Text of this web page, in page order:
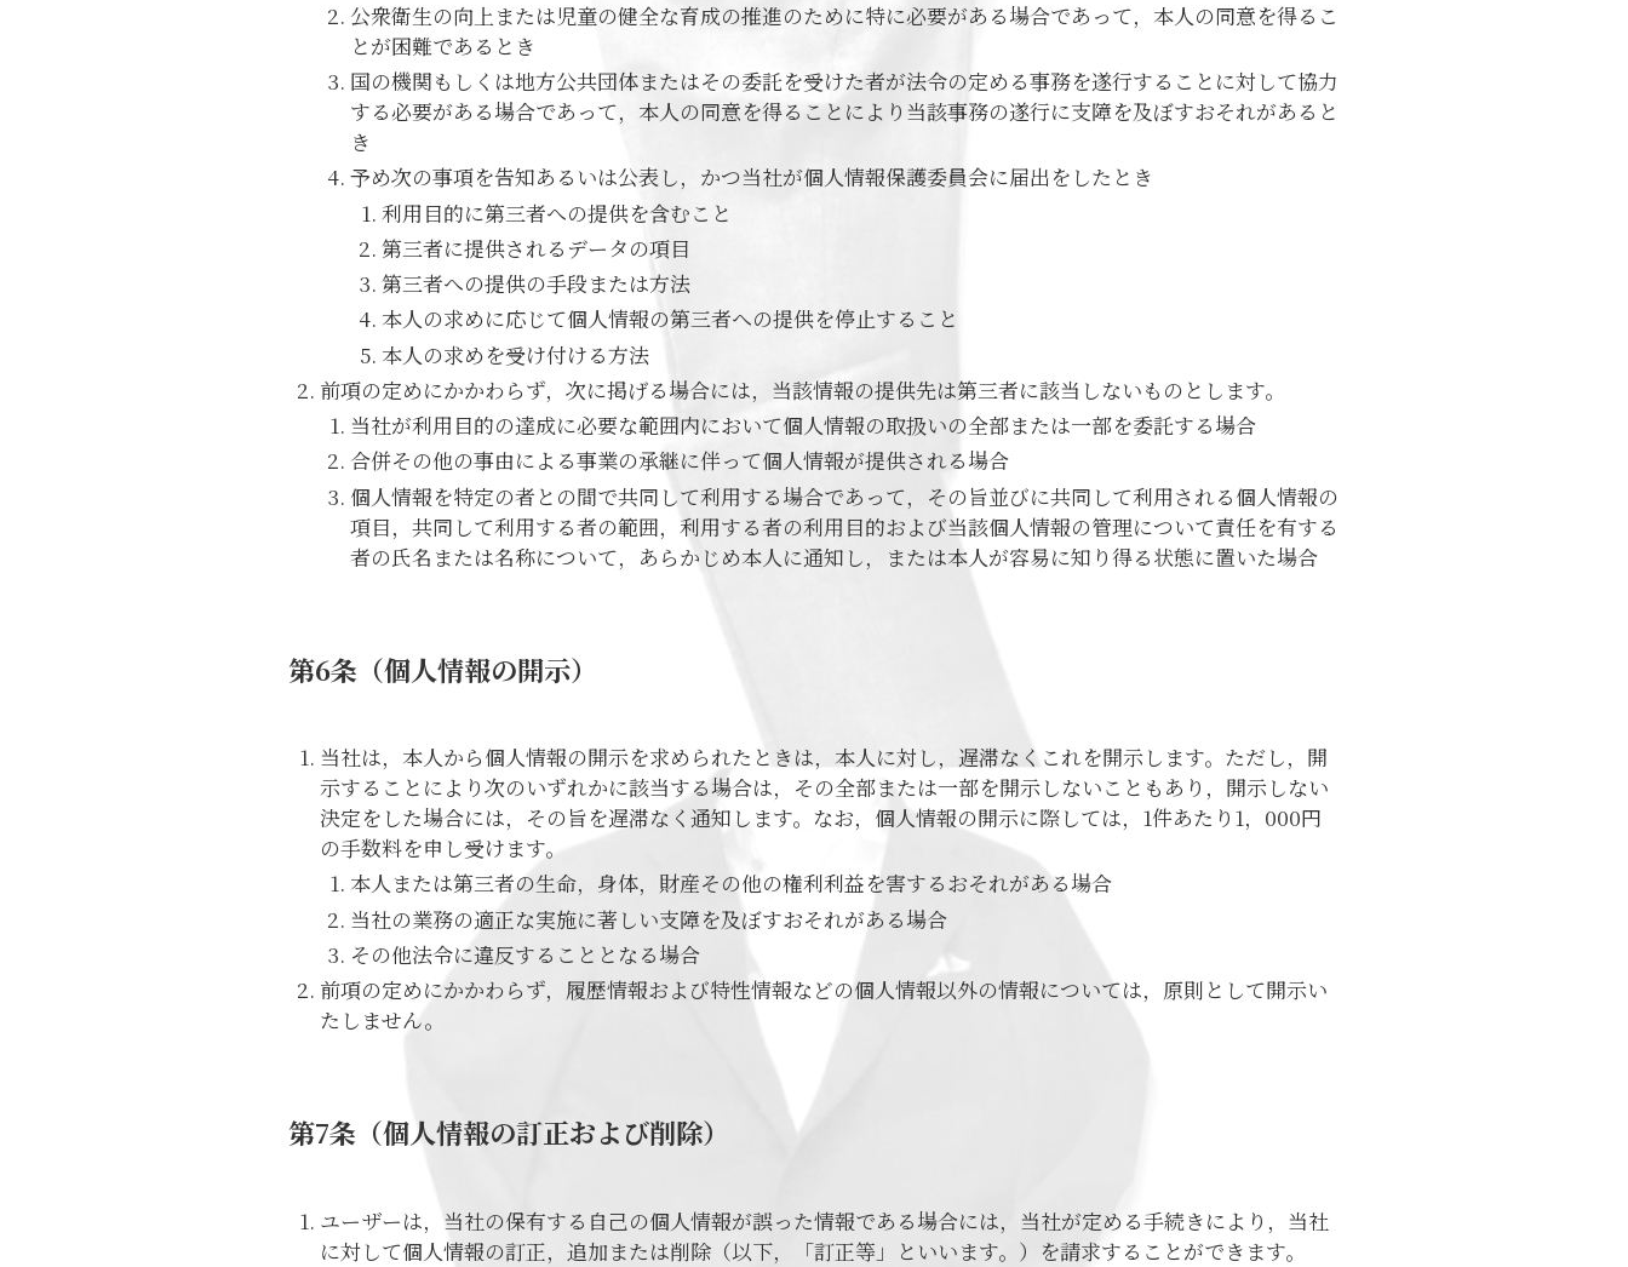
公衆衛生の向上または児童の健全な育成の推進のために特に必要がある場合であって，本人の同意を得るこ
とが困難であるとき
国の機関もしくは地方公共団体またはその委託を受けた者が法令の定める事務を遂行することに対して協力
する必要がある場合であって，本人の同意を得ることにより当該事務の遂行に支障を及ぼすおそれがあると
き
予め次の事項を告知あるいは公表し，かつ当社が個人情報保護委員会に届出をしたとき
利用目的に第三者への提供を含むこと
第三者に提供されるデータの項目
第三者への提供の手段または方法
本人の求めに応じて個人情報の第三者への提供を停止すること
本人の求めを受け付ける方法
前項の定めにかかわらず，次に掲げる場合には，当該情報の提供先は第三者に該当しないものとします。
当社が利用目的の達成に必要な範囲内において個人情報の取扱いの全部または一部を委託する場合
合併その他の事由による事業の承継に伴って個人情報が提供される場合
個人情報を特定の者との間で共同して利用する場合であって，その旨並びに共同して利用される個人情報の
項目，共同して利用する者の範囲，利用する者の利用目的および当該個人情報の管理について責任を有する
者の氏名または名称について，あらかじめ本人に通知し，または本人が容易に知り得る状態に置いた場合
第6条（個人情報の開示）
当社は，本人から個人情報の開示を求められたときは，本人に対し，遅滞なくこれを開示します。ただし，開
示することにより次のいずれかに該当する場合は，その全部または一部を開示しないこともあり，開示しない
決定をした場合には，その旨を遅滞なく通知します。なお，個人情報の開示に際しては，1件あたり1，000円
の手数料を申し受けます。
本人または第三者の生命，身体，財産その他の権利利益を害するおそれがある場合
当社の業務の適正な実施に著しい支障を及ぼすおそれがある場合
その他法令に違反することとなる場合
前項の定めにかかわらず，履歴情報および特性情報などの個人情報以外の情報については，原則として開示い
たしません。
第7条（個人情報の訂正および削除）
ユーザーは，当社の保有する自己の個人情報が誤った情報である場合には，当社が定める手続きにより，当社
に対して個人情報の訂正，追加または削除（以下，「訂正等」といいます。）を請求することができます。